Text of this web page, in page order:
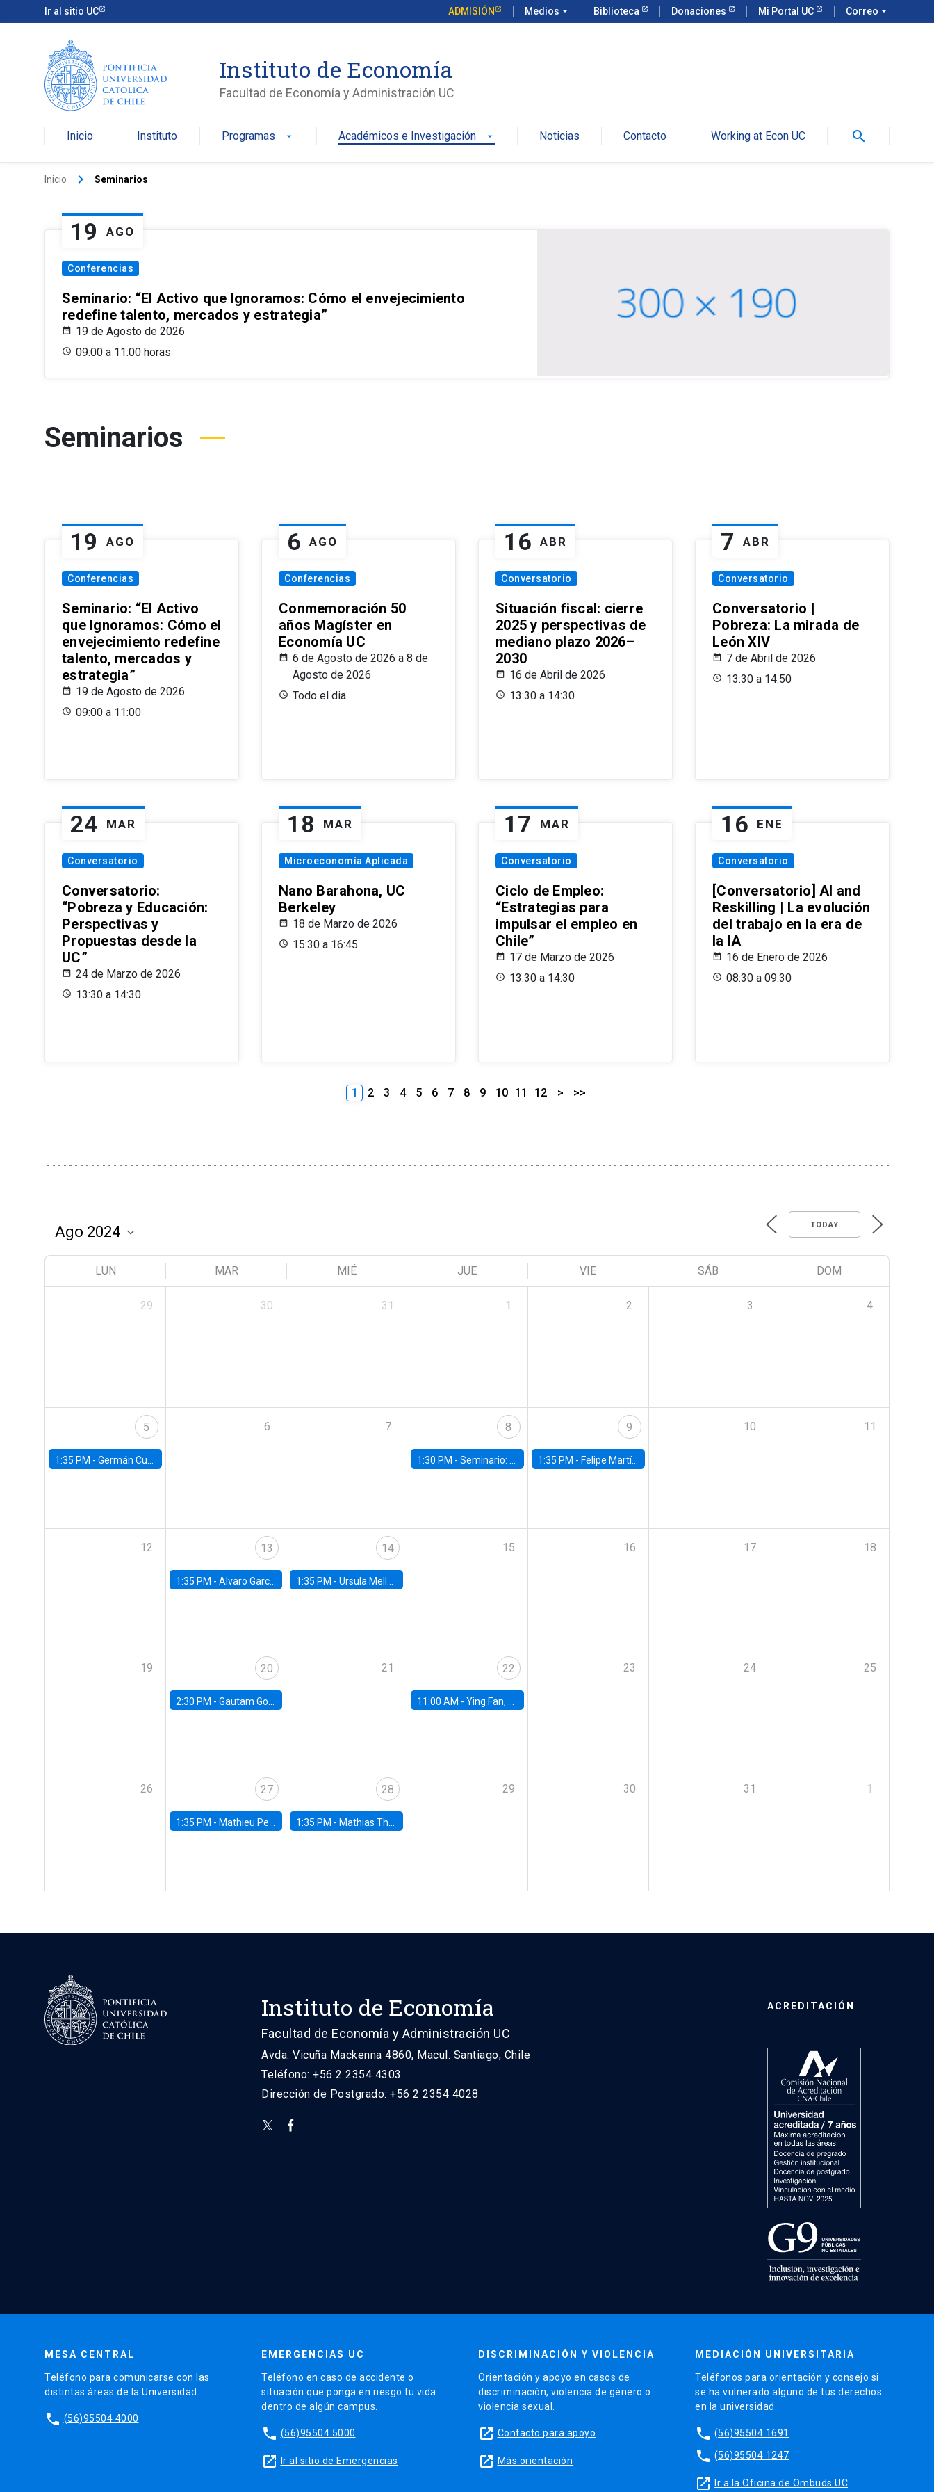
Ir al sitio UC ADMISIÓN Medios arrow_drop_down Biblioteca Donaciones Mi Portal UC Correo arrow_drop_down
Instituto de Economía
Facultad de Economía y Administración UC
Inicio Instituto Programas arrow_drop_down Académicos e Investigación arrow_drop_down Noticias Contacto Working at Econ UC search
Inicio keyboard_arrow_right Seminarios
19 AGO
Conferencias
Seminario: “El Activo que Ignoramos: Cómo el envejecimiento
redefine talento, mercados y estrategia”
19 de Agosto de 2026
09:00 a 11:00 horas
Seminarios
19 AGO
Conferencias
Seminario: “El Activo
que Ignoramos: Cómo el
envejecimiento redefine
talento, mercados y
estrategia”
19 de Agosto de 2026
09:00 a 11:00
6 AGO
Conferencias
Conmemoración 50
años Magíster en
Economía UC
6 de Agosto de 2026 a 8 de
Agosto de 2026
Todo el dia.
16 ABR
Conversatorio
Situación fiscal: cierre
2025 y perspectivas de
mediano plazo 2026–
2030
16 de Abril de 2026
13:30 a 14:30
7 ABR
Conversatorio
Conversatorio |
Pobreza: La mirada de
León XIV
7 de Abril de 2026
13:30 a 14:50
24 MAR
Conversatorio
Conversatorio:
“Pobreza y Educación:
Perspectivas y
Propuestas desde la
UC”
24 de Marzo de 2026
13:30 a 14:30
18 MAR
Microeconomía Aplicada
Nano Barahona, UC
Berkeley
18 de Marzo de 2026
15:30 a 16:45
17 MAR
Conversatorio
Ciclo de Empleo:
“Estrategias para
impulsar el empleo en
Chile”
17 de Marzo de 2026
13:30 a 14:30
16 ENE
Conversatorio
[Conversatorio] AI and
Reskilling | La evolución
del trabajo en la era de
la IA
16 de Enero de 2026
08:30 a 09:30
1 2 3 4 5 6 7 8 9 10 11 12 > >>
TODAY
LUN MAR MIÉ JUE VIE SÁB DOM
29 30 31 1 2 3 4
5
1:35 PM - Germán Cubas, University of Houston
6 7 8
1:30 PM -Seminario: “Recuperando la humanidad para progresar en la era de la IA»
9
1:35 PM - Felipe Martínez, alumno Doctorado en Economía UC
10 11
12 13
1:35 PM - Alvaro Garcia-Marin, Universidad de Los Andes
14
1:35 PM -Ursula Mello, Insper - Institute of Education and Research
15 16 17 18
19 20
2:30 PM - Gautam Gowrisankaran, Columbia University
21 22
11:00 AM -Ying Fan, University of Michigan
23 24 25
26 27
1:35 PM - Mathieu Pedemonte, IDB
28
1:35 PM - Mathias Thoenig, University of Lausanne
29 30 31 1
Instituto de Economía
Facultad de Economía y Administración UC
Avda. Vicuña Mackenna 4860, Macul. Santiago, Chile
Teléfono: +56 2 2354 4303
Dirección de Postgrado: +56 2 2354 4028
ACREDITACIÓN
MESA CENTRAL
Teléfono para comunicarse con las
distintas áreas de la Universidad.
phone (56)95504 4000
EMERGENCIAS UC
Teléfono en caso de accidente o
situación que ponga en riesgo tu vida
dentro de algún campus.
phone (56)95504 5000
launch Ir al sitio de Emergencias
DISCRIMINACIÓN Y VIOLENCIA
Orientación y apoyo en casos de
discriminación, violencia de género o
violencia sexual.
launch Contacto para apoyo
launch Más orientación
MEDIACIÓN UNIVERSITARIA
Teléfonos para orientación y consejo si
se ha vulnerado alguno de tus derechos
en la universidad.
phone (56)95504 1691
phone (56)95504 1247
launch Ir a la Oficina de Ombuds UC